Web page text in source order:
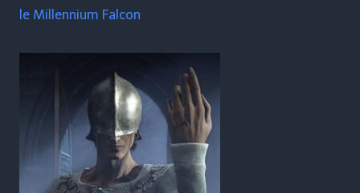
le Millennium Falcon